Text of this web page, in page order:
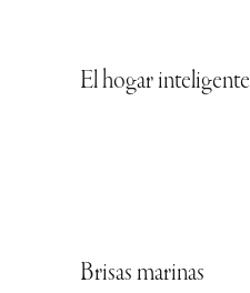
El hogar inteligente
Brisas marinas